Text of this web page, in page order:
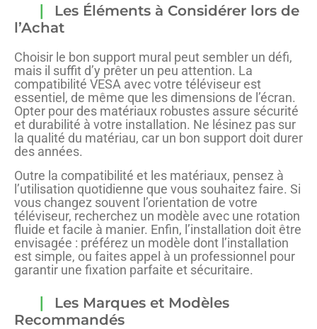
Les Éléments à Considérer lors de
l’Achat
Choisir le bon support mural peut sembler un défi,
mais il suffit d’y prêter un peu attention. La
compatibilité VESA avec votre téléviseur est
essentiel, de même que les dimensions de l’écran.
Opter pour des matériaux robustes assure sécurité
et durabilité à votre installation. Ne lésinez pas sur
la qualité du matériau, car un bon support doit durer
des années.
Outre la compatibilité et les matériaux, pensez à
l’utilisation quotidienne que vous souhaitez faire. Si
vous changez souvent l’orientation de votre
téléviseur, recherchez un modèle avec une rotation
fluide et facile à manier. Enfin, l’installation doit être
envisagée : préférez un modèle dont l’installation
est simple, ou faites appel à un professionnel pour
garantir une fixation parfaite et sécuritaire.
Les Marques et Modèles
Recommandés